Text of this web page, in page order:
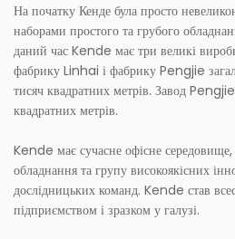
На початку Кенде була просто
наборами простого та грубого
даний час Kende має три великі
фабрику Linhai і фабрику Pengjie
тисяч квадратних метрів. Завод
квадратних метрів.
Kende має сучасне офісне
обладнання та групу високоякісних
дослідницьких команд. Kende став
підприємством і зразком у галузі.